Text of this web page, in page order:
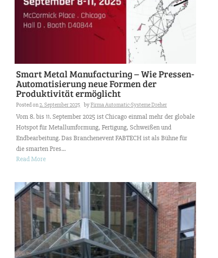
Smart Metal Manufacturing – Wie Pressen-
Automatisierung neue Formen der
Produktivität ermöglicht
Posted on2. September 2025 byFirma Automatic-Systeme Dreher
Vom 8. bis 11. September 2025 ist Chicago einmal mehr der globale
Hotspot für Metallumformung, Fertigung, Schweißen und
Endbearbeitung. Das Branchenevent FABTECH ist als Bühne für
die smarten Pres...
Read More